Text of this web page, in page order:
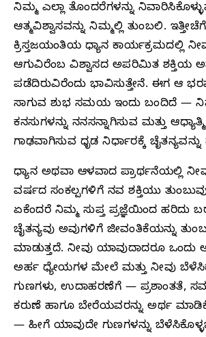
ನಿಮ್ಮ ಎಲ್ಲಾ ತೊಂದರೆಗಳನ್ನು
ಆತ್ಮವಿಶ್ವಾಸವನ್ನು ನಿಮ್ಮಲ್ಲಿ ತುಂಬಲಿ.
ಕ್ರಿಸ್ತಜಯಂತಿಯ ಧ್ಯಾನ ಕಾರ್ಯಕ್ರಮದಲ್ಲಿ
ಆಗುವಿರೆಂಬ ವಿಶ್ವಾಸದ ಅಪರಿಮಿತ ಶಕ್ತಿಯ
ಪಡೆದಿರುವಿರೆಂದು ಭಾವಿಸುತ್ತೇನೆ. ಈಗ ಆ
ಸಾಗುವ ಶುಭ ಸಮಯ ಇಂದು ಬಂದಿದೆ —
ಕನಸುಗಳನ್ನು ನನಸನ್ನಾಗಿಸುವ ಮತ್ತು
ಗಾಢವಾಗಿಸುವ ಧೃಡ ನಿರ್ಧಾರಕ್ಕೆ ಚೈತನ್ಯವನ್ನು
ಧ್ಯಾನ ಅಥವಾ ಆಳವಾದ ಪ್ರಾರ್ಥನೆಯಲ್ಲಿ
ವರ್ಷದ ಸಂಕಲ್ಪಗಳಿಗೆ ನವ ಶಕ್ತಿಯು
ಏಕೆಂದರೆ ನಿಮ್ಮ ಸುಪ್ತ ಪ್ರಜ್ಞೆಯಿಂದ ಹರಿದು
ಚೈತನ್ಯವು ಅವುಗಳಿಗೆ ಜೀವಂತಿಕೆಯನ್ನು
ಮಾಡುತ್ತದೆ. ನೀವು ಯಾವುದಾದರೂ ಒಂದು
ಅರ್ಹ ಧ್ಯೇಯಗಳ ಮೇಲೆ ಮತ್ತು ನೀವು
ಗುಣಗಳು, ಉದಾಹರಣೆಗೆ — ಪ್ರಶಾಂತತೆ,
ಕರುಣೆ ಹಾಗೂ ಬೇರೆಯವರನ್ನು ಅರ್ಥ
— ಹೀಗೆ ಯಾವುದೇ ಗುಣಗಳನ್ನು